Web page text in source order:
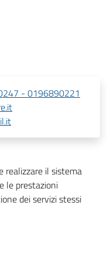
- 0196890221
realizzare il sistema
le prestazioni
dei servizi stessi